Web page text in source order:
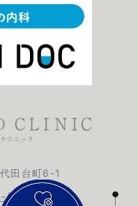
田台町6-1
6420